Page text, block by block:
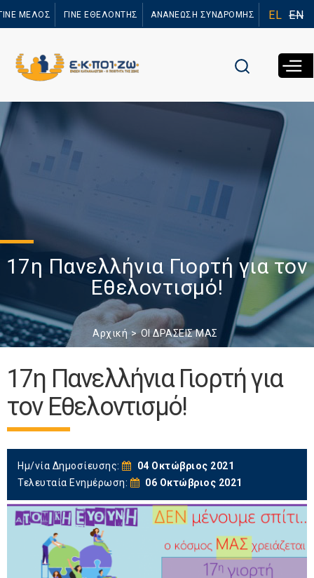
προς το
ΜΕΛΟΣ ΓΙΝΕ ΕΘΕΛΟΝΤΗΣ ΑΝΑΝΕΩΣΗ ΣΥΝΔΡΟΜΗΣ EL EN
17η Πανελλήνια Γιορτή για τον
Εθελοντισμό!
Αρχική ΟΙ ΔΡΑΣΕΙΣ ΜΑΣ
17η Πανελλήνια Γιορτή για
τον Εθελοντισμό!
Ημ/νία Δημοσίευσης:
04 Οκτώβριος 2021
Τελευταία Ενημέρωση:
06 Οκτώβριος 2021